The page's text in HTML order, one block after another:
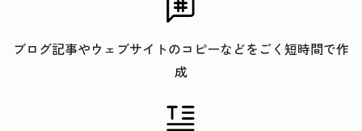
ブログ記事やウェブサイトのコピーなどをごく短時間で作
成